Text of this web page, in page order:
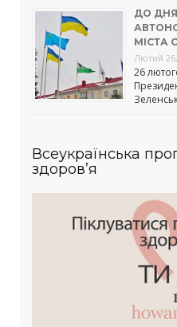
ДО ДНЯ
МІСТА
Лютий
26
Всеукраїнська
здоров’я